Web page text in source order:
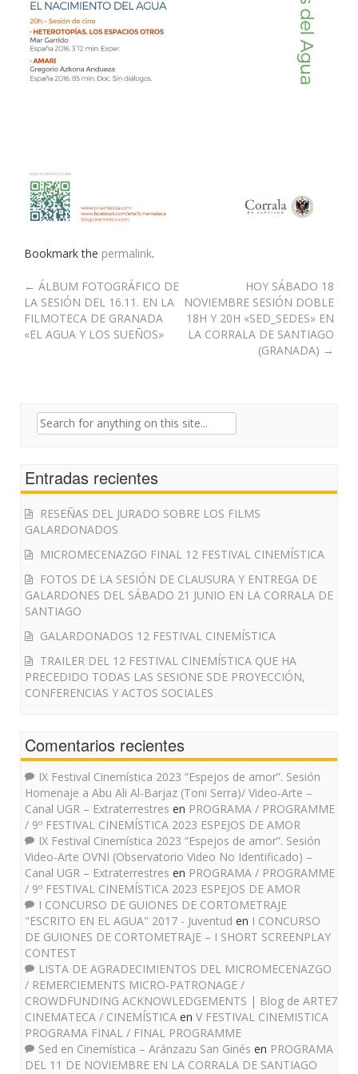
Bookmark the permalink.
Post
navigation
← ÁLBUM FOTOGRÁFICO DE
LA SESIÓN DEL 16.11. EN LA
FILMOTECA DE GRANADA
«EL AGUA Y LOS SUEÑOS»
HOY SÁBADO 18
NOVIEMBRE SESIÓN DOBLE
18H Y 20H «SED_SEDES» EN
LA CORRALA DE SANTIAGO
(GRANADA) →
Search
Entradas recientes
RESEÑAS DEL JURADO SOBRE LOS FILMS
GALARDONADOS
MICROMECENAZGO FINAL 12 FESTIVAL CINEMÍSTICA
FOTOS DE LA SESIÓN DE CLAUSURA Y ENTREGA DE
GALARDONES DEL SÁBADO 21 JUNIO EN LA CORRALA DE
SANTIAGO
GALARDONADOS 12 FESTIVAL CINEMÍSTICA
TRAILER DEL 12 FESTIVAL CINEMÍSTICA QUE HA
PRECEDIDO TODAS LAS SESIONE SDE PROYECCIÓN,
CONFERENCIAS Y ACTOS SOCIALES
Comentarios recientes
IX Festival Cinemística 2023 “Espejos de amor”. Sesión
Homenaje a Abu Ali Al-Barjaz (Toni Serra)/ Video-Arte –
Canal UGR – Extraterrestres en PROGRAMA / PROGRAMME
/ 9º FESTIVAL CINEMÍSTICA 2023 ESPEJOS DE AMOR
IX Festival Cinemística 2023 “Espejos de amor”. Sesión
Video-Arte OVNI (Observatorio Video No Identificado) –
Canal UGR – Extraterrestres en PROGRAMA / PROGRAMME
/ 9º FESTIVAL CINEMÍSTICA 2023 ESPEJOS DE AMOR
I CONCURSO DE GUIONES DE CORTOMETRAJE
"ESCRITO EN EL AGUA" 2017 - Juventud en I CONCURSO
DE GUIONES DE CORTOMETRAJE – I SHORT SCREENPLAY
CONTEST
LISTA DE AGRADECIMIENTOS DEL MICROMECENAZGO
/ REMERCIEMENTS MICRO-PATRONAGE /
CROWDFUNDING ACKNOWLEDGEMENTS | Blog de ARTE7
CINEMATECA / CINEMÍSTICA en V FESTIVAL CINEMISTICA
PROGRAMA FINAL / FINAL PROGRAMME
Sed en Cinemística – Aránzazu San Ginés en PROGRAMA
DEL 11 DE NOVIEMBRE EN LA CORRALA DE SANTIAGO